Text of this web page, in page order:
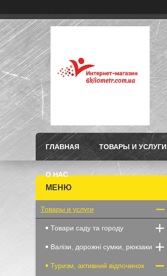
ГЛАВНАЯ ТОВАРЫ И УСЛУГИ
О НАС
Товары и услуги
Товари саду та городу
Валізи, дорожні сумки, рюкзаки
Туризм, активний відпочинок